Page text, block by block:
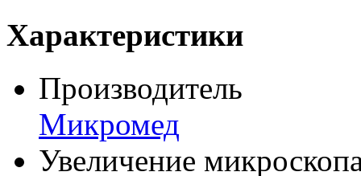
Характеристики
Производитель
Микромед
Увеличение